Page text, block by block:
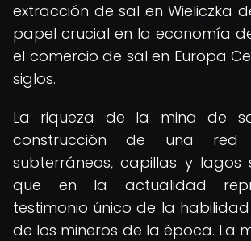
extracción de sal en Wieliczka
papel crucial en la economía
el comercio de sal en Europa
siglos.
La riqueza de la mina de
construcción de una red
subterráneos, capillas y lagos
que en la actualidad
testimonio único de la
de los mineros de la época. La